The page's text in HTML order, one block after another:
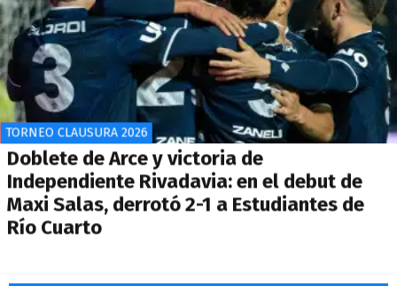
TORNEO CLAUSURA 2026
Doblete de Arce y victoria de
Independiente Rivadavia: en el debut de
Maxi Salas, derrotó 2-1 a Estudiantes de
Río Cuarto